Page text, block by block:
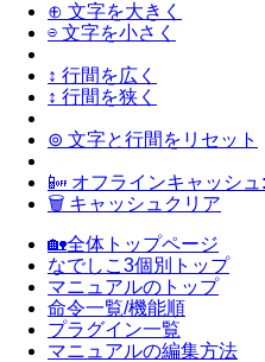
⊕ 文字を大きく
⊖ 文字を小さく
↕ 行間を広く
↕ 行間を狭く
⊚ 文字と行間をリセット
📴 オフラインキャッシュ
🗑 キャッシュクリア
🏡全体トップページ
なでしこ3個別トップ
マニュアルのトップ
命令一覧/機能順
プラグイン一覧
マニュアルの編集方法